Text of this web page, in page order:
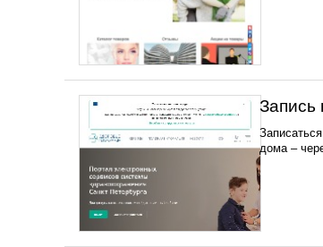
Запись
дома –